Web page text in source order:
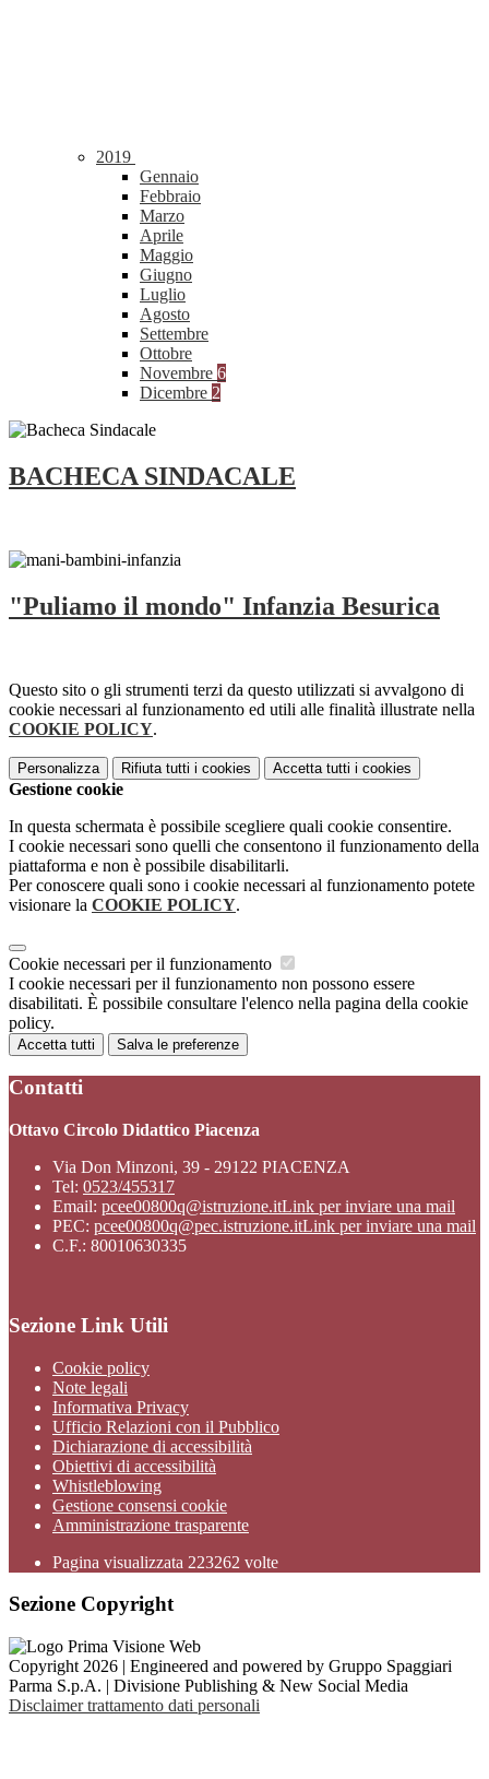
2019
Gennaio
Febbraio
Marzo
Aprile
Maggio
Giugno
Luglio
Agosto
Settembre
Ottobre
Novembre 6
Dicembre 2
BACHECA SINDACALE
"Puliamo il mondo" Infanzia Besurica
Questo sito o gli strumenti terzi da questo utilizzati si avvalgono di
cookie necessari al funzionamento ed utili alle finalità illustrate nella
COOKIE POLICY.
Personalizza Rifiuta tutti i cookies Accetta tutti i cookies
Gestione cookie
In questa schermata è possibile scegliere quali cookie consentire.
I cookie necessari sono quelli che consentono il funzionamento della
piattaforma e non è possibile disabilitarli.
Per conoscere quali sono i cookie necessari al funzionamento potete
visionare la COOKIE POLICY.
Cookie necessari per il funzionamento
I cookie necessari per il funzionamento non possono essere
disabilitati. È possibile consultare l'elenco nella pagina della cookie
policy.
Accetta tutti Salva le preferenze
Contatti
Ottavo Circolo Didattico Piacenza
Via Don Minzoni, 39 - 29122 PIACENZA
Tel: 0523/455317
Email: pcee00800q@istruzione.itLink per inviare una mail
PEC: pcee00800q@pec.istruzione.itLink per inviare una mail
C.F.: 80010630335
Sezione Link Utili
Cookie policy
Note legali
Informativa Privacy
Ufficio Relazioni con il Pubblico
Dichiarazione di accessibilità
Obiettivi di accessibilità
Whistleblowing
Gestione consensi cookie
Amministrazione trasparente
Pagina visualizzata 223262 volte
Sezione Copyright
Copyright 2026 | Engineered and powered by Gruppo Spaggiari
Parma S.p.A. | Divisione Publishing & New Social Media
Disclaimer trattamento dati personali